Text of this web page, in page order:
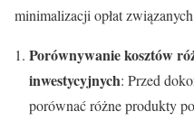
minimalizacji opłat
Porównywanie kosztów
inwestycyjnych: Przed
porównać różne produkty